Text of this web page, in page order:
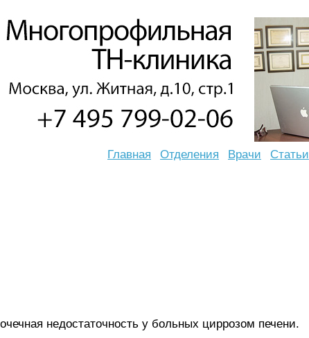
Главная Отделения Врачи Статьи
недостаточность у больных циррозом печени.